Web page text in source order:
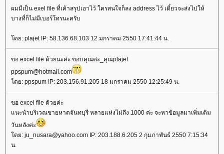
ผมมีเป็น exel file ที่เค้าสรุปเอาไว้ ใครสนใจก็ลง address ไว้ เดี๋ยวจะส่งไปให้
บางที่ก็ไม่มีเบอร์โทรนะครับ
ดย: plajet IP: 58.136.68.103 12 มกราคม 2550 17:41:44 น.
ขอ excel file ด้วยนะค่ะ ขอบคุณค่ะ_คุณplajet
ppspum@hotmail.com
ดย: ppspum IP: 203.156.91.205 18 มกราคม 2550 12:25:49 น.
ขอ excel file ด้วยค่ะ
นะนำบริเวณชายหาดจันทบุรี หลายแห่งไม่ถึง 1000 ค่ะ จะหาข้อมูลมาเพิ่มเติม
วันหลังค่ะ
ดย: ju_nusara@yahoo.com IP: 203.188.6.205 2 กุมภาพันธ์ 2550 7:15:34
น.